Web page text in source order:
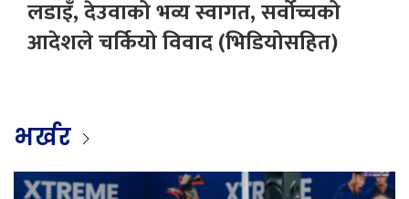
लडाइँ, देउवाको भव्य स्वागत, सर्वोच्चको
आदेशले चर्कियो विवाद (भिडियोसहित)
भर्खर